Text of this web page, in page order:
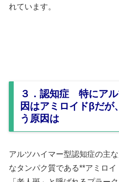
れています。
３．認知症 特にア
因はアミロイドβだが
う原因は
アルツハイマー型認知症の主
なタンパク質である**アミロイ